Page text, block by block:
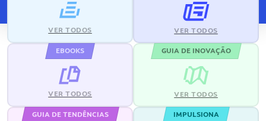
VER TODOS VER TODOS
EBOOKS
VER TODOS
GUIA DE INOVAÇÃO
VER TODOS
GUIA DE TENDÊNCIAS IMPULSIONA